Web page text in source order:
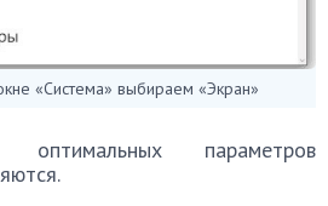
«Система» выбираем «Экран»
оптимальных параметров